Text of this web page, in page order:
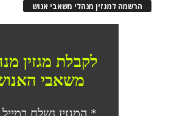
הרשמה למגזין מנהלי משאבי אנוש